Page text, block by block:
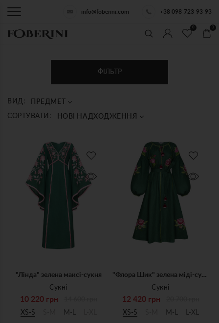
info@foberini.com +38 098-723-93-93
0 0
ФІЛЬТР
ВИД: ПРЕДМЕТ
СОРТУВАТИ: НОВІ НАДХОДЖЕННЯ
"Лінда" зелена максi-сукня
Сукні
10 220 грн
XS-S
M-L
"Флора Шик" зелена міді-сукня
Сукні
12 420 грн
XS-S
M-L L-XL